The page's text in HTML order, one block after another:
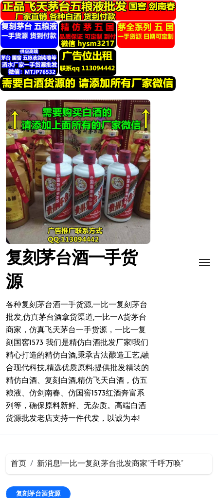
转
到
内
容
复刻茅台酒一手货
源
各种复刻茅台酒一手货源,一比一复刻茅台
批发,仿真茅台酒拿货渠道,一比一A货茅台
商家，仿真飞天茅台一手货源，一比一复
刻国窖1573 我们是精仿白酒批发厂家!我们
精心打造的精仿白酒,秉承古法酿造工艺,融
合现代科技,精选优质原料;提供批发精装的
精仿白酒、复刻白酒,精仿飞天白酒，仿五
粮液、仿剑南春、仿国窖1573红酒奔富系
列等，确保原料新鲜、无杂质。高端白酒
货源批发老店支持一件代发，以诚为本!
首页 新消息!一比一复刻茅台批发商家“千呼万唤”
复刻茅台酒货源